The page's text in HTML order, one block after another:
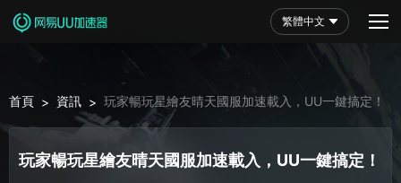
繁體中文
首頁 > 資訊 > 玩家暢玩星繪友晴天國服加速載入，UU一鍵搞定！
玩家暢玩星繪友晴天國服加速載入，UU一鍵搞定！